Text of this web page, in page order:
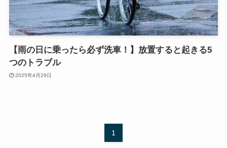
【雨の日に乗ったら必ず洗車！】放置すると起きる5
つのトラブル
2025年4月29日
1